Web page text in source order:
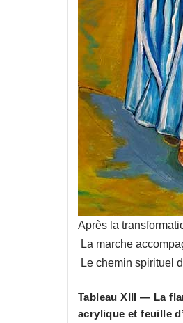
Après la
La marche
Le chemin spirituel
Tableau XIII — La
acrylique et feuille